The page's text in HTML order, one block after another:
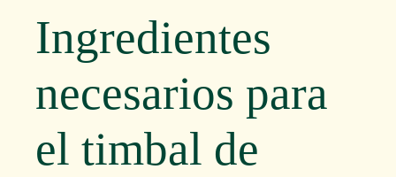
Ingredientes
necesarios para
el timbal de